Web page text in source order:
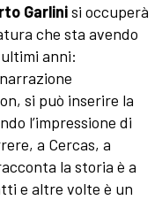
Garlinisi occuperà
che sta avendo
anni:
si può inserire la
l’impressione di
a Cercas, a
la storia è a
e altre volte è un